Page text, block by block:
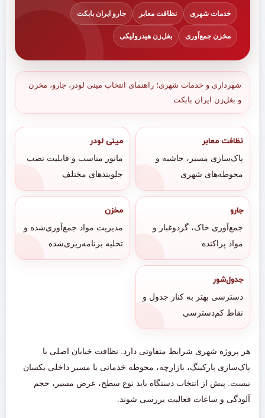
خدمات شهری نظافت معابر جارو ایران بابکت
مخزن جمع‌آوری بغل‌زن هیدرولیکی
شهرداری و خدمات شهری؛ راهنمای انتخاب مینی لودر، جارو، مخزن
و بغل‌زن ایران بابکت
نظافت معابر
پاک‌سازی مسیر، حاشیه و
محوطه‌های شهری
مینی لودر
مانور مناسب و قابلیت نصب
جلوبندهای مختلف
جارو
جمع‌آوری خاک، گردوغبار و
مواد پراکنده
مخزن
مدیریت مواد جمع‌آوری‌شده و
تخلیه برنامه‌ریزی‌شده
جدول‌شور
دسترسی بهتر به کنار جدول و
نقاط کم‌دسترسی
هر پروژه شهری شرایط متفاوتی دارد. نظافت خیابان اصلی با
پاک‌سازی پارکینگ، بازارچه، محوطه خدماتی یا مسیر داخلی یکسان
نیست. پیش از انتخاب دستگاه باید نوع سطح، عرض مسیر، حجم
آلودگی و ساعات فعالیت بررسی شوند.